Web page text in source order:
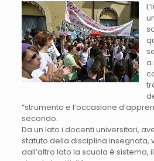
a
“strumento e l’occasione
secondo.
Da un lato i docenti universitari,
statuto della disciplina insegnata,
dall’altro lato la scuola è sistema,